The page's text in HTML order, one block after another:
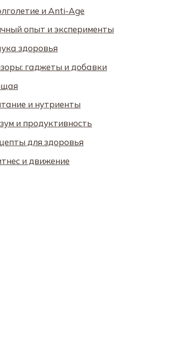
и Anti-Age
опыт и эксперименты
здоровья
гаджеты и добавки
и нутриенты
и продуктивность
для здоровья
и движение